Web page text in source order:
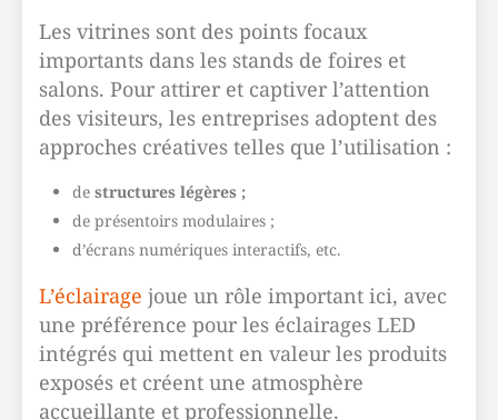
Les vitrines sont des points focaux
importants dans les stands de foires et
salons. Pour attirer et captiver l’attention
des visiteurs, les entreprises adoptent des
approches créatives telles que l’utilisation :
de structures légères ;
de présentoirs modulaires ;
d’écrans numériques interactifs, etc.
L’éclairage joue un rôle important ici, avec
une préférence pour les éclairages LED
intégrés qui mettent en valeur les produits
exposés et créent une atmosphère
accueillante et professionnelle.